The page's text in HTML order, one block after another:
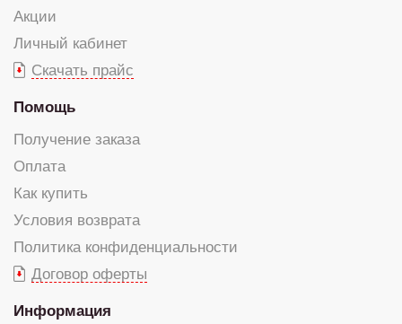
Акции
Личный кабинет
Скачать прайс
Помощь
Получение заказа
Оплата
Как купить
Условия возврата
Политика конфиденциальности
Договор оферты
Информация